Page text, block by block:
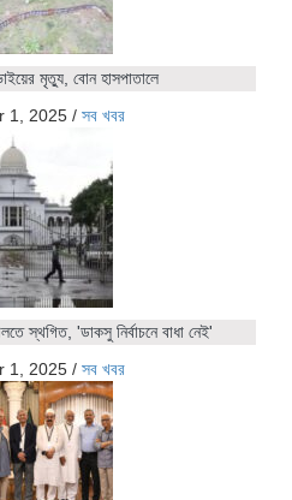
মৃত্যু, বোন হাসপাতালে
1, 2025 / সব খবর
স্থগিত, 'ডাকসু নির্বাচনে বাধা নেই'
1, 2025 / সব খবর